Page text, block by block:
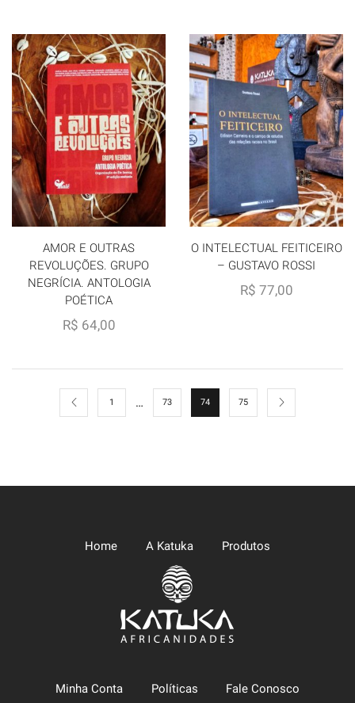
AMOR E OUTRAS
REVOLUÇÕES. GRUPO
NEGRÍCIA. ANTOLOGIA
POÉTICA
R$ 64,00
O INTELECTUAL FEITICEIRO
– GUSTAVO ROSSI
R$ 77,00
1 … 73 74 75
Home A Katuka Produtos
Minha Conta Políticas Fale Conosco